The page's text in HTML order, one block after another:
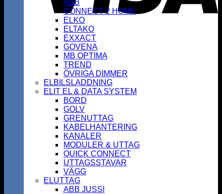
ABB
CONNECT 2 HOME
ELKO
ELTAKO
EXXACT
GOVENA
MB OPTIMA
TREND
ÖVRIGA DIMMER
ELBILSLADDNING
ELIT EL & DATA SYSTEM
BORD
GOLV
GRENUTTAG
KABELHANTERING
KANALER
MODULER & UTTAG
QUICK CONNECT
UTTAGSSTAVAR
VÄGG
ELUTTAG
ABB JUSSI